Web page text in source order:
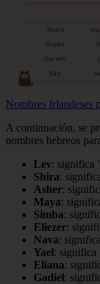
Nombres Irlandeses
A continuación, se
nombres hebreos
Lev: significa
Shira:
Asher:
Maya:
Simba:
Eliezer:
Nava:
Yael: significa
Eliana:
Gadiel: